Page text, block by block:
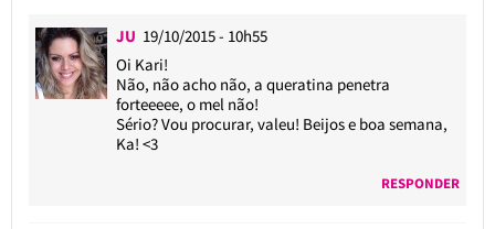
JU 19/10/2015 - 10h55
Oi Kari!
Não, não acho não, a queratina penetra
forteeeee, o mel não!
Sério? Vou procurar, valeu! Beijos e boa semana,
Ka! <3
RESPONDER